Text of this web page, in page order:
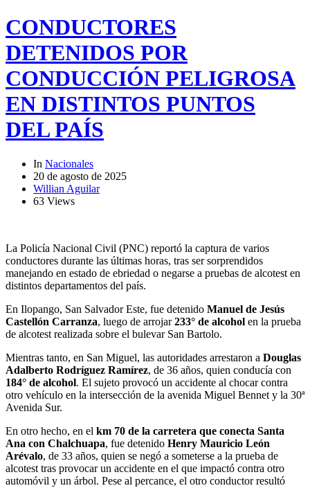
CONDUCTORES
DETENIDOS POR
CONDUCCIÓN PELIGROSA
EN DISTINTOS PUNTOS
DEL PAÍS
In Nacionales
20 de agosto de 2025
Willian Aguilar
63 Views
La Policía Nacional Civil (PNC) reportó la captura de varios
conductores durante las últimas horas, tras ser sorprendidos
manejando en estado de ebriedad o negarse a pruebas de alcotest en
distintos departamentos del país.
En Ilopango, San Salvador Este, fue detenido Manuel de Jesús
Castellón Carranza, luego de arrojar233° de alcohol en la prueba
de alcotest realizada sobre el bulevar San Bartolo.
Mientras tanto, en San Miguel, las autoridades arrestaron a Douglas
Adalberto Rodríguez Ramírez, de 36 años, quien conducía con
184° de alcohol. El sujeto provocó un accidente al chocar contra
otro vehículo en la intersección de la avenida Miguel Bennet y la 30ª
Avenida Sur.
En otro hecho, en el km 70 de la carretera que conecta Santa
Ana con Chalchuapa, fue detenido Henry Mauricio León
Arévalo, de 33 años, quien se negó a someterse a la prueba de
alcotest tras provocar un accidente en el que impactó contra otro
automóvil y un árbol. Pese al percance, el otro conductor resultó